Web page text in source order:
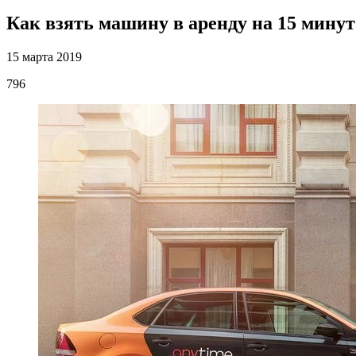
Как взять машину в аренду на 15
15 марта 2019
796